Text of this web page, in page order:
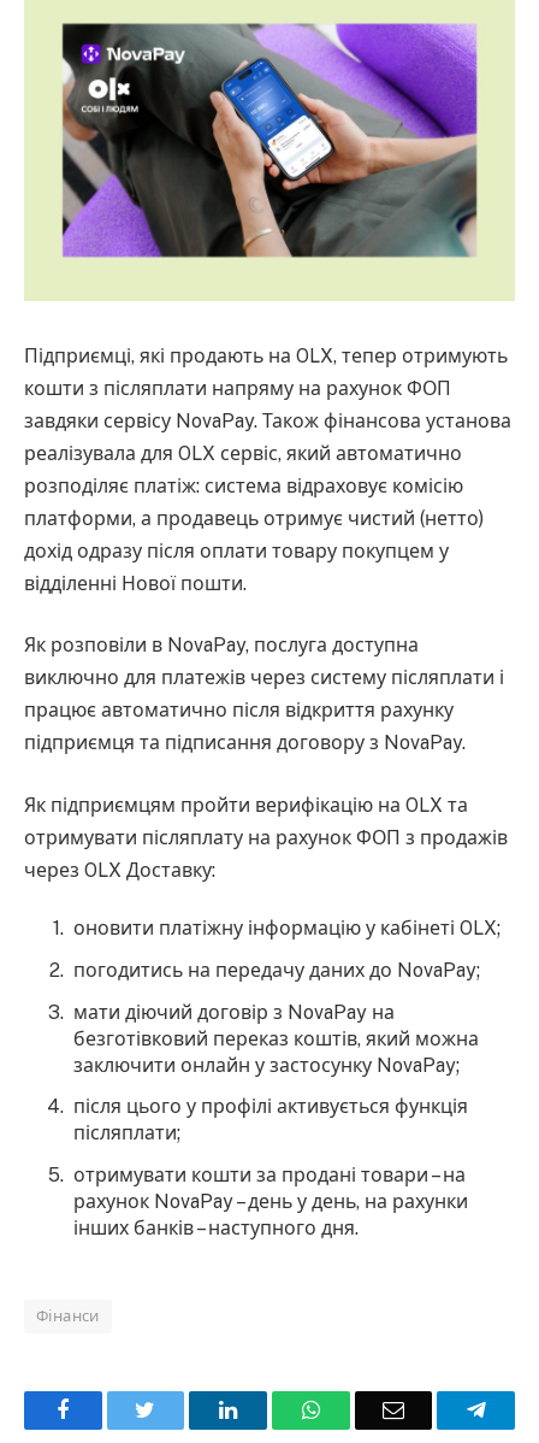
Підприємці, які продають на OLX, тепер отримують
кошти з післяплати напряму на рахунок ФОП
завдяки сервісу NovaPay. Також фінансова установа
реалізувала для OLX сервіс, який автоматично
розподіляє платіж: система відраховує комісію
платформи, а продавець отримує чистий (нетто)
дохід одразу після оплати товару покупцем у
відділенні Нової пошти.
Як розповіли в NovaPay, послуга доступна
виключно для платежів через систему післяплати і
працює автоматично після відкриття рахунку
підприємця та підписання договору з NovaPay.
Як підприємцям пройти верифікацію на OLX та
отримувати післяплату на рахунок ФОП з продажів
через OLX Доставку:
оновити платіжну інформацію у кабінеті OLX;
погодитись на передачу даних до NovaPay;
мати діючий договір з NovaPay на
безготівковий переказ коштів, який можна
заключити онлайн у застосунку NovaPay;
після цього у профілі активується функція
післяплати;
отримувати кошти за продані товари – на
рахунок NovaPay – день у день, на рахунки
інших банків – наступного дня.
Фінанси
Facebook LinkedInWhatsAppEmail